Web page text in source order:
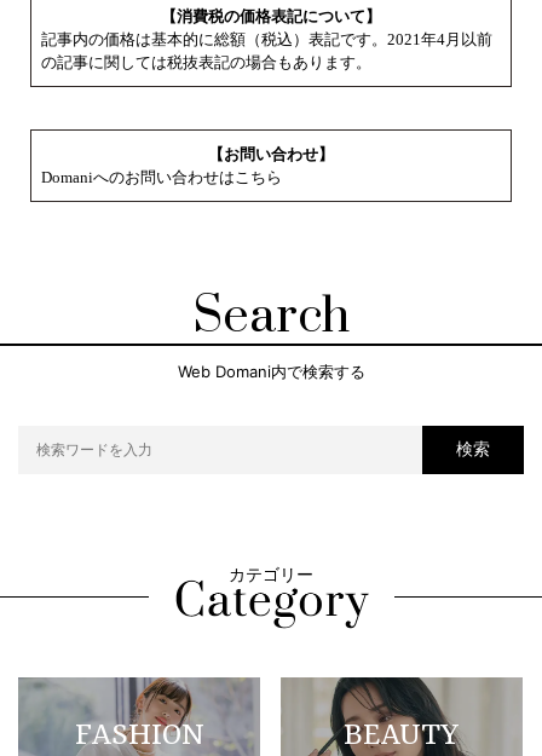
【消費税の価格表記について】
記事内の価格は基本的に総額（税込）表記です。2021年4月以前
の記事に関しては税抜表記の場合もあります。
【お問い合わせ】
Domaniへのお問い合わせはこちら
Search
Web Domani内で検索する
検索
カテゴリー
FASHION BEAUTY